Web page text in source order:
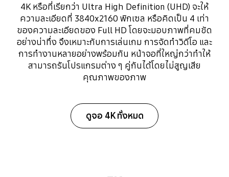
4K หรือที่เรียกว่า Ultra High Definition (UHD) จะให้
ความละเอียดที่ 3840x2160 พิกเซล หรือคิดเป็น 4 เท่า
ของความละเอียดของ Full HD โดยจะมอบภาพที่คมชัด
อย่างน่าทึ่ง จึงเหมาะกับการเล่นเกม การจัดทำวิดีโอ และ
การทำงานหลายอย่างพร้อมกัน หน้าจอที่ใหญ่กว่าทำให้
สามารถรันโปรแกรมต่าง ๆ คู่กันได้โดยไม่สูญเสีย
คุณภาพของภาพ
ดูจอ 4K ทั้งหมด